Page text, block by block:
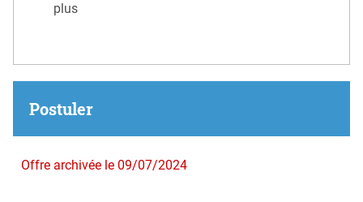
plus
Postuler
Offre archivée le 09/07/2024